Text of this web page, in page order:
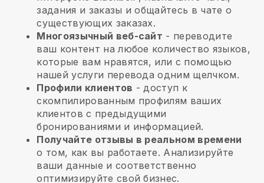
задания и заказы и общайтесь в чате о
существующих заказах.
Многоязычный веб-сайт - переводите
ваш контент на любое количество языков,
которые вам нравятся, или с помощью
нашей услуги перевода одним щелчком.
Профили клиентов - доступ к
скомпилированным профилям ваших
клиентов с предыдущими
бронированиями и информацией.
Получайте отзывы в реальном времени
о том, как вы работаете. Анализируйте
ваши данные и соответственно
оптимизируйте свой бизнес.